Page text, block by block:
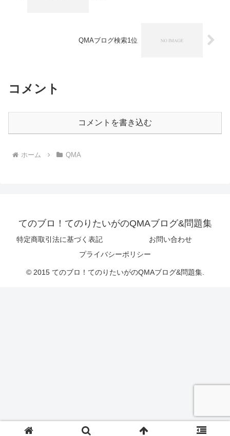
QMAブログ検索1位
コメント
コメントを書き込む
ホーム QMA
てのブロ！てのりたいがのQMAブログ&問題集
特定商取引法に基づく表記
お問い合わせ
プライバシーポリシー
© 2015 てのブロ！てのりたいがのQMAブログ&問題集.